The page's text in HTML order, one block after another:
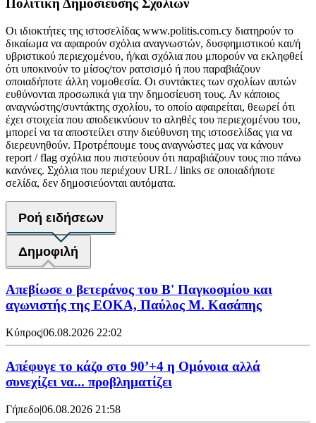
Πολιτική Δημοσίευσης Σχολίων
Οι ιδιοκτήτες της ιστοσελίδας www.politis.com.cy διατηρούν το
δικαίωμα να αφαιρούν σχόλια αναγνωστών, δυσφημιστικού και/ή
υβριστικού περιεχομένου, ή/και σχόλια που μπορούν να εκληφθεί
ότι υποκινούν το μίσος/τον ρατσισμό ή που παραβιάζουν
οποιαδήποτε άλλη νομοθεσία. Οι συντάκτες των σχολίων αυτών
ευθύνονται προσωπικά για την δημοσίευση τους. Αν κάποιος
αναγνώστης/συντάκτης σχολίου, το οποίο αφαιρείται, θεωρεί ότι
έχει στοιχεία που αποδεικνύουν το αληθές του περιεχομένου του,
μπορεί να τα αποστείλει στην διεύθυνση της ιστοσελίδας για να
διερευνηθούν. Προτρέπουμε τους αναγνώστες μας να κάνουν
report / flag σχόλια που πιστεύουν ότι παραβιάζουν τους πιο πάνω
κανόνες. Σχόλια που περιέχουν URL / links σε οποιαδήποτε
σελίδα, δεν δημοσιεύονται αυτόματα.
Ροή ειδήσεων
Δημοφιλή
Απεβίωσε ο βετεράνος του Β' Παγκοσμίου και
αγωνιστής της ΕΟΚΑ, Παύλος Μ. Κασάπης
Κύπρος|06.08.2026 22:02
Απέφυγε το κάζο στο 90’+4 η Ομόνοια αλλά
συνεχίζει να... προβληματίζει
Γήπεδο|06.08.2026 21:58